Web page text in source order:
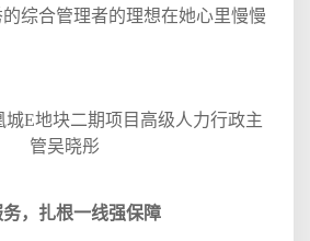
综合管理者的理想在她心里慢慢
城E地块二期项目高级人力行政主
管吴晓彤
务，扎根一线强保障